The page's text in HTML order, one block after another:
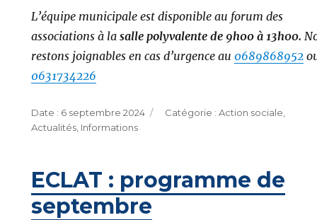
L’équipe municipale est disponible au forum des
associations à la salle polyvalente de 9h00 à 13h00.
restons joignables en cas d’urgence au 0689868952
0631734226
Publié
le
6 septembre 2024 Catégories
Action sociale
Actualités, Informations
ECLAT : programme de
septembre